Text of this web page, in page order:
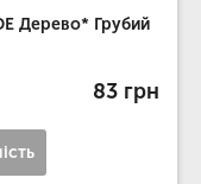
Дерево* Грубий
83 грн